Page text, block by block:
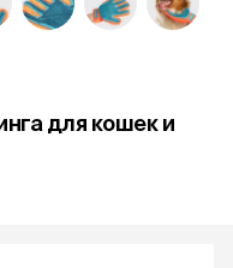
для кошек и